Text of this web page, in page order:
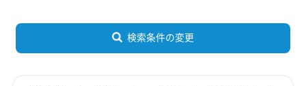
検索条件の変更